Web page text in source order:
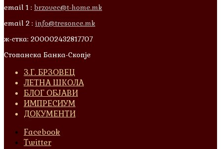
email 1 : brzovec@t-home.mk
email 2 : info@tresonce.mk
ж-стка: 200002432817707
Стопанска Банка-Скопје
З.Г. БРЗОВЕЦ
ЛЕТНА ШКОЛА
БЛОГ ОБЈАВИ
ИМПРЕСИУМ
ДОКУМЕНТИ
Facebook
Twitter